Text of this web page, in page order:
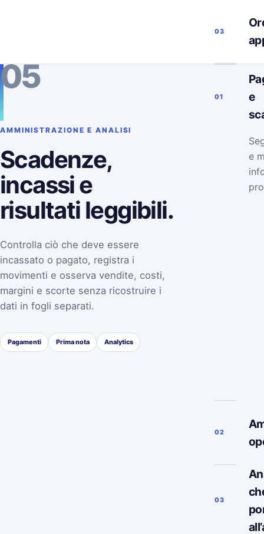
03
05
AMMINISTRAZIONE E ANALISI
Scadenze,
incassi e
risultati leggibili.
Controlla ciò che deve essere
incassato o pagato, registra i
movimenti e osserva vendite, costi,
margini e scorte senza ricostruire i
dati in fogli separati.
Pagamenti Prima nota Analytics
01
e
e
02
03